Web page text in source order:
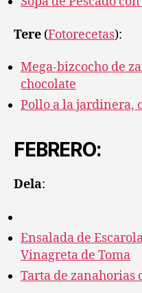
Tere (Fotorecetas):
Mega-bizcocho de
chocolate
Pollo a la jardinera,
FEBRERO:
Dela:
Ensalada de
Vinagreta de Toma
Tarta de zanahorias